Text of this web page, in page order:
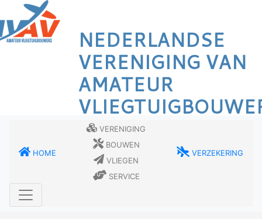
Overslaan
en
naar
NEDERLANDSE
VERENIGING VAN
AMATEUR
Home
Vereniging
Bouwen
Vliegen
Service
Verzekering